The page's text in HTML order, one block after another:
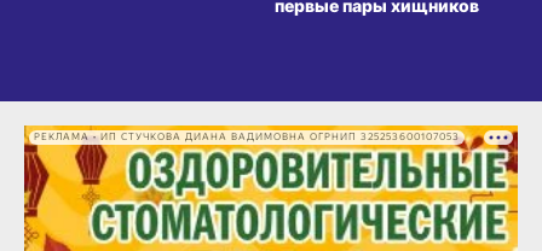
первые пары хищников
РЕКЛАМА • ИП СТУЧКОВА ДИАНА ВАДИМОВНА ОГРНИП 325253600107053